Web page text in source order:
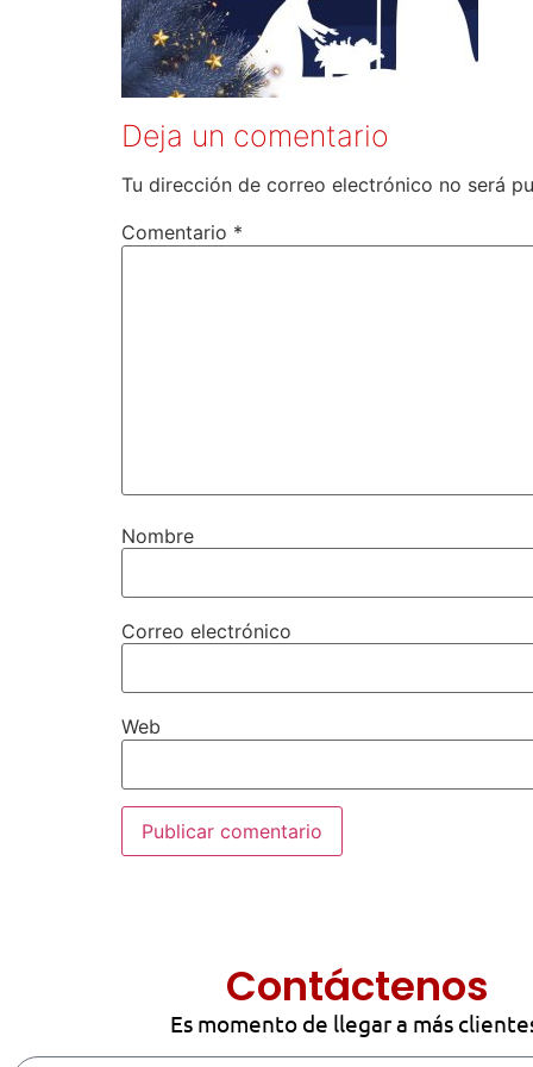
Deja un comentario
Tu dirección de correo electrónico no será
Comentario *
Nombre
Correo electrónico
Web
Contáctenos
Es momento de llegar a más